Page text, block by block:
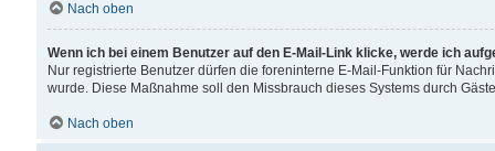
Nach oben
Wenn ich bei einem Benutzer auf den E-Mail-Link klicke, werde ich
Nur registrierte Benutzer dürfen die foreninterne E-Mail-Funktion für
wurde. Diese Maßnahme soll den Missbrauch dieses Systems durch
Nach oben